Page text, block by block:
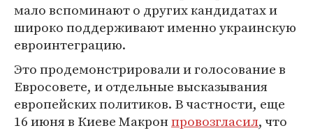
мало вспоминают о других кандидатах и
широко поддерживают именно украинскую
евроинтеграцию.
Это продемонстрировали и голосование в
Евросовете, и отдельные высказывания
европейских политиков. В частности, еще
16 июня в Киеве Макронпровозгласил, что